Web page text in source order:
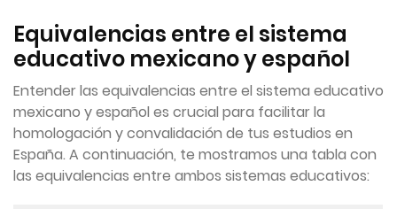
Equivalencias entre el sistema
educativo mexicano y español
Entender las equivalencias entre el sistema educativo
mexicano y español es crucial para facilitar la
homologación y convalidación de tus estudios en
España. A continuación, te mostramos una tabla con
las equivalencias entre ambos sistemas educativos: